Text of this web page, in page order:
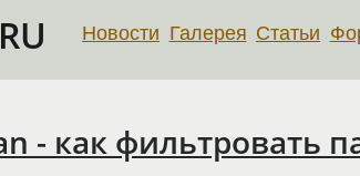
Новости Галерея Статьи
- как фильтровать